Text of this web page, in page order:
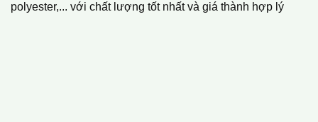
polyester,... với chất lượng tốt nhất và giá thành hợp lý